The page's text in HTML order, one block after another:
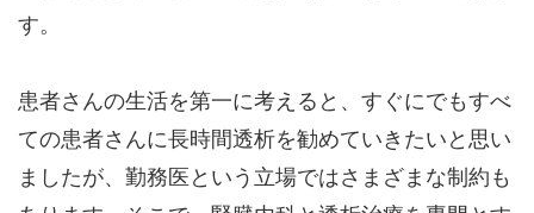
す。
患者さんの生活を第一に考えると、すぐにでもすべ
ての患者さんに長時間透析を勧めていきたいと思い
ましたが、勤務医という立場ではさまざまな制約も